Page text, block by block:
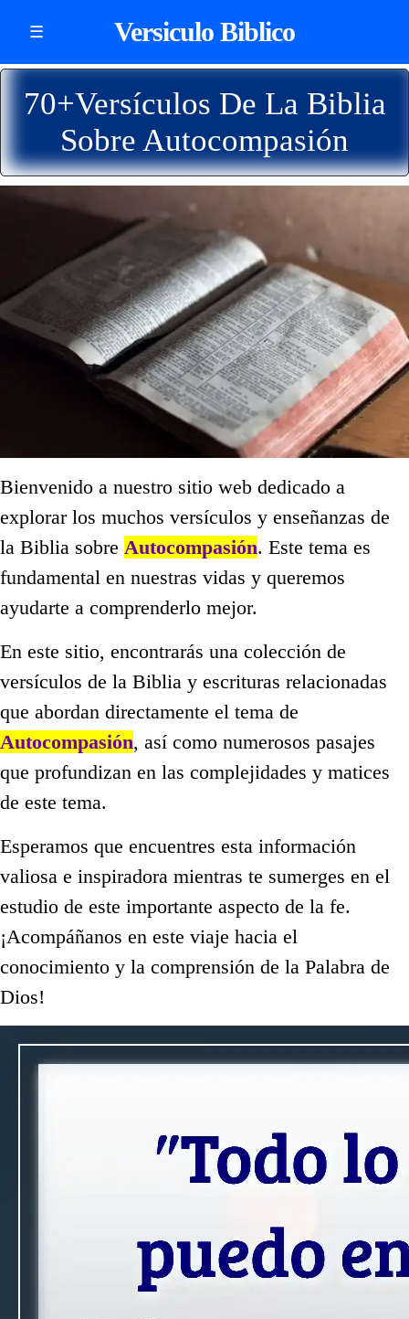
☰ Versiculo Biblico
70+Versículos De La Biblia
Sobre Autocompasión
Bienvenido a nuestro sitio web dedicado a
explorar los muchos versículos y enseñanzas de
la Biblia sobre Autocompasión. Este tema es
fundamental en nuestras vidas y queremos
ayudarte a comprenderlo mejor.
En este sitio, encontrarás una colección de
versículos de la Biblia y escrituras relacionadas
que abordan directamente el tema de
Autocompasión, así como numerosos pasajes
que profundizan en las complejidades y matices
de este tema.
Esperamos que encuentres esta información
valiosa e inspiradora mientras te sumerges en el
estudio de este importante aspecto de la fe.
¡Acompáñanos en este viaje hacia el
conocimiento y la comprensión de la Palabra de
Dios!